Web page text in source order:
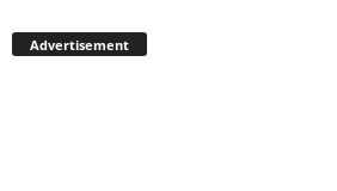
Advertisement